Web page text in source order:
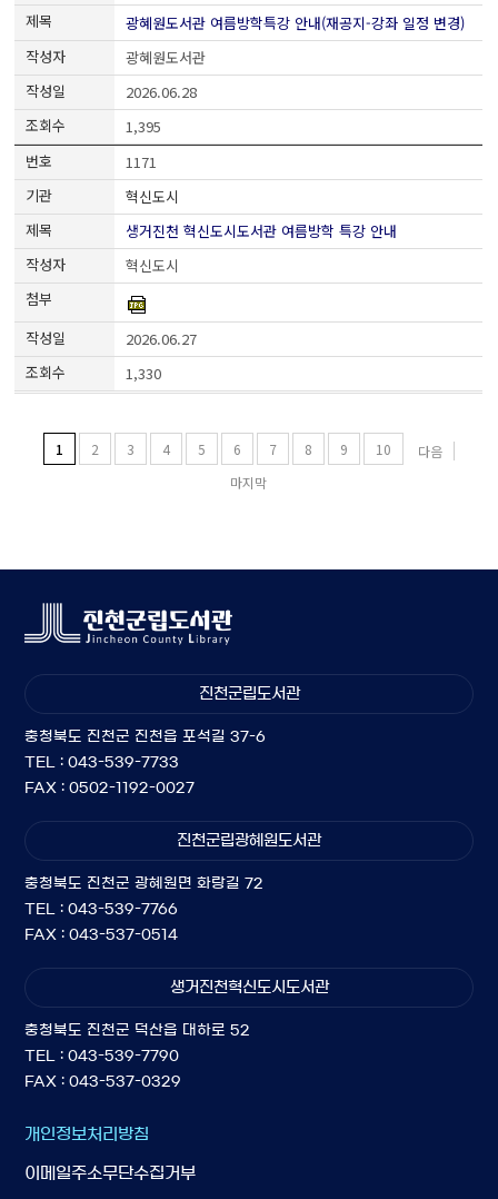
광혜원도서관 여름방학특강 안내(재공지-강좌 일정 변경)
광혜원도서관
2026.06.28
1,395
1171
혁신도시
생거진천 혁신도시도서관 여름방학 특강 안내
혁신도시
2026.06.27
1,330
1 2 3 4 5 6 7 8 9 10
다음
마지막
진천군립도서관
충청북도 진천군 진천읍 포석길 37-6
TEL : 043-539-7733
FAX : 0502-1192-0027
진천군립광혜원도서관
충청북도 진천군 광혜원면 화랑길 72
TEL : 043-539-7766
FAX : 043-537-0514
생거진천혁신도시도서관
충청북도 진천군 덕산읍 대하로 52
TEL : 043-539-7790
FAX : 043-537-0329
개인정보처리방침
이메일주소무단수집거부